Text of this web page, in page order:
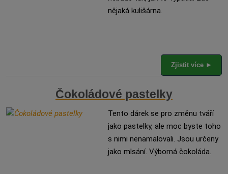
nějaká kulišárna.
Zjistit více ►
Čokoládové pastelky
Tento dárek se pro změnu tváří
jako pastelky, ale moc byste toho
s nimi nenamalovali. Jsou určeny
jako mlsání. Výborná čokoláda.